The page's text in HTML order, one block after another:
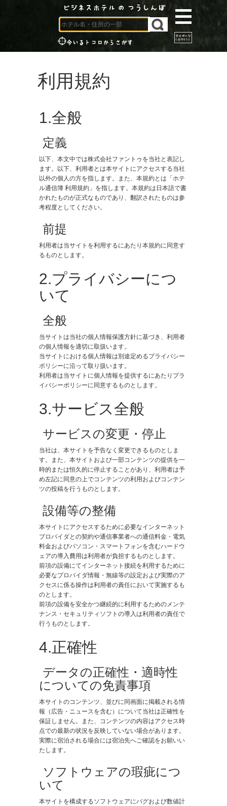
ビジネスホテル の つうしんぼ
今いるトコロからさがす
利用規約
​1.全般
​ 定義
以下、本文中では株式会社ファントゥを当社と表記し
ます。以下、利用者とは本サイトにアクセスする当社
以外の個人の方を指します。また、本規約とは「ホテ
ル通信簿 利用規約」を指します。本規約は日本語で書
かれたものが正式なものであり、翻訳されたものは参
考程度としてください。
​ 前提
利用者は当サイトを利用するにあたり本規約に同意す
るものとします。
2.プライバシーにつ
いて
​ 全般
当サイトは当社の個人情報保護方針に基づき、利用者
の個人情報を適切に取扱います。
当サイトにおける個人情報は別途定めるプライバシー
ポリシーに沿って取り扱います。
利用者は当サイトに個人情報を提供するにあたりプラ
イバシーポリシーに同意するものとします。
3.サービス全般
​ サービスの変更・停止
当社は、本サイトを予告なく変更できるものとしま
す。また、本サイトおよび一部コンテンツの提供を一
時的または恒久的に停止することがあり、利用者は予
め左記に同意の上でコンテンツの利用およびコンテン
ツの投稿を行うものとします。
​ 設備等の整備
本サイトにアクセスするために必要なインターネット
プロバイダとの契約や通信事業者への通信料金・電気
料金およびパソコン・スマートフォンを含むハードウ
ェアの導入費用は利用者が負担するものとします。
前項の設備にてインターネット接続を利用するために
必要なプロバイダ情報・無線等の設定および実際のア
クセスに係る操作は利用者の責任において実施するも
のとします。
前項の設備を安全かつ継続的に利用するためのメンテ
ナンス・セキュリティソフトの導入は利用者の責任で
行うものとします。
4.正確性
​ データの正確性・適時性
についての免責事項
本サイトのコンテンツ、並びに同画面に掲載される情
報（広告・ニュースを含む）について当社は正確性を
保証しません。また、コンテンツの内容はアクセス時
点での最新の状況を反映していない場合があります。
実際に宿泊される場合には宿泊先へご確認をお願いい
たします。
​ ソフトウェアの瑕疵につ
いて
本サイトを構成するソフトウェアにバグおよび数値計